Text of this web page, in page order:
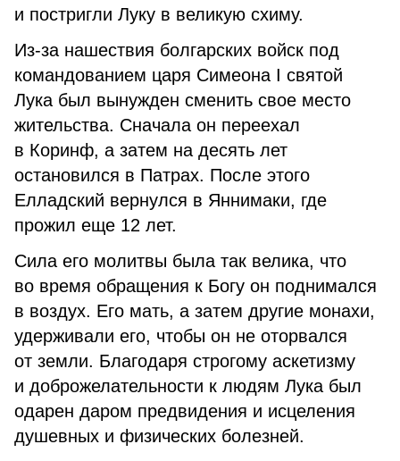
и постригли Луку в великую схиму.
Из-за нашествия болгарских войск под
командованием царя Симеона I святой
Лука был вынужден сменить свое место
жительства. Сначала он переехал
в Коринф, а затем на десять лет
остановился в Патрах. После этого
Елладский вернулся в Яннимаки, где
прожил еще 12 лет.
Сила его молитвы была так велика, что
во время обращения к Богу он поднимался
в воздух. Его мать, а затем другие монахи,
удерживали его, чтобы он не оторвался
от земли. Благодаря строгому аскетизму
и доброжелательности к людям Лука был
одарен даром предвидения и исцеления
душевных и физических болезней.